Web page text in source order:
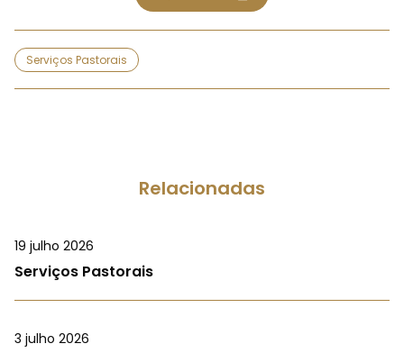
Serviços Pastorais
Relacionadas
19 julho 2026
Serviços Pastorais
3 julho 2026